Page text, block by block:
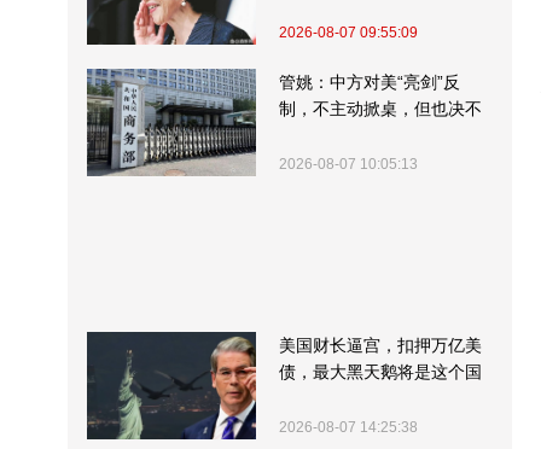
2026-08-07 09:55:09
管姚：中方对美“亮剑”反
制，不主动掀桌，但也决不
2026-08-07 10:05:13
美国财长逼宫，扣押万亿美
债，最大黑天鹅将是这个国
2026-08-07 14:25:38